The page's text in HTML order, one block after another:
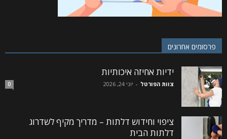
פרסומים אחרונים
ידיות אחיזה איכותיות
צוות הפורטל - יוני 24, 2026 0
ציפוי וחידוש דלתות – מדריך מקיף לשדרוג
דלתות הבית